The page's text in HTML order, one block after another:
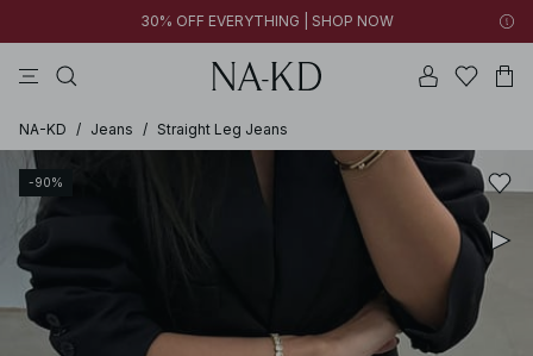
30% OFF EVERYTHING | SHOP NOW
NA-KD / Jeans / Straight Leg Jeans
-90%